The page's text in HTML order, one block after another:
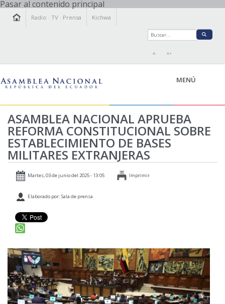
Pasar al contenido principal
Radio ·TV · Prensa Kichwa
A- A+
MENÚ
LA ASAMBLEA
LEGISLAMOS
FISCALIZAMOS
TRANSPARENCIA
PARTICIPACIÓN
RELACIONES INTERNACIONALES
AGENDA
ASAMBLEA NACIONAL APRUEBA
REFORMA CONSTITUCIONAL SOBRE
ESTABLECIMIENTO DE BASES
MILITARES EXTRANJERAS
Martes, 03 de junio del 2025 - 13:05 Imprimir
Elaborado por: Sala de prensa